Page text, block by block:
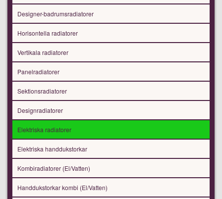
Designer-badrumsradiatorer
Horisontella radiatorer
Vertikala radiatorer
Panelradiatorer
Sektionsradiatorer
Designradiatorer
Elektriska radiatorer
Elektriska handdukstorkar
Kombiradiatorer (El/Vatten)
Handdukstorkar kombi (El/Vatten)